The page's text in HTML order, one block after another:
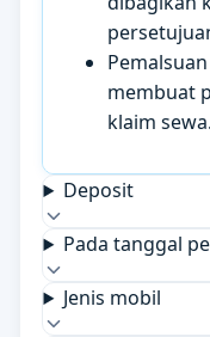
membuat
klaim sewa.
Deposit
Pada tanggal
Jenis mobil